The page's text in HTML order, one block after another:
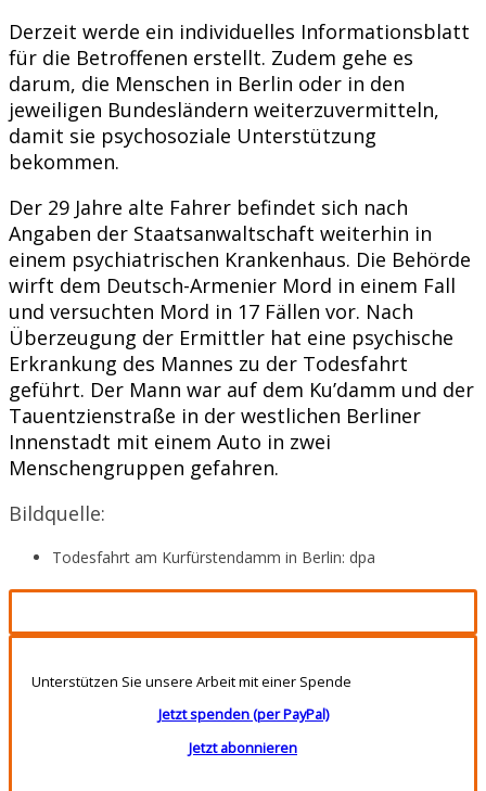
Derzeit werde ein individuelles Informationsblatt
für die Betroffenen erstellt. Zudem gehe es
darum, die Menschen in Berlin oder in den
jeweiligen Bundesländern weiterzuvermitteln,
damit sie psychosoziale Unterstützung
bekommen.
Der 29 Jahre alte Fahrer befindet sich nach
Angaben der Staatsanwaltschaft weiterhin in
einem psychiatrischen Krankenhaus. Die Behörde
wirft dem Deutsch-Armenier Mord in einem Fall
und versuchten Mord in 17 Fällen vor. Nach
Überzeugung der Ermittler hat eine psychische
Erkrankung des Mannes zu der Todesfahrt
geführt. Der Mann war auf dem Ku’damm und der
Tauentzienstraße in der westlichen Berliner
Innenstadt mit einem Auto in zwei
Menschengruppen gefahren.
Bildquelle:
Todesfahrt am Kurfürstendamm in Berlin: dpa
Unterstützen Sie unsere Arbeit mit einer Spende
Jetzt spenden (per PayPal)
Jetzt abonnieren